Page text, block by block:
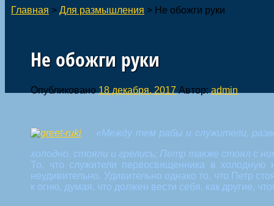
Главная > Для размышления > Не обожги руки
Не обожги руки
Опубликовано 18 декабря, 2017 Автор:admin
«Между тем рабы и служители,
холодно, стояли и грелись; Петр также стоял с
То, что служители первосвященника в холодную
неудивительно. Удивительно однако то, что Петр
к огню, думая, что должен вести себя, как другие,